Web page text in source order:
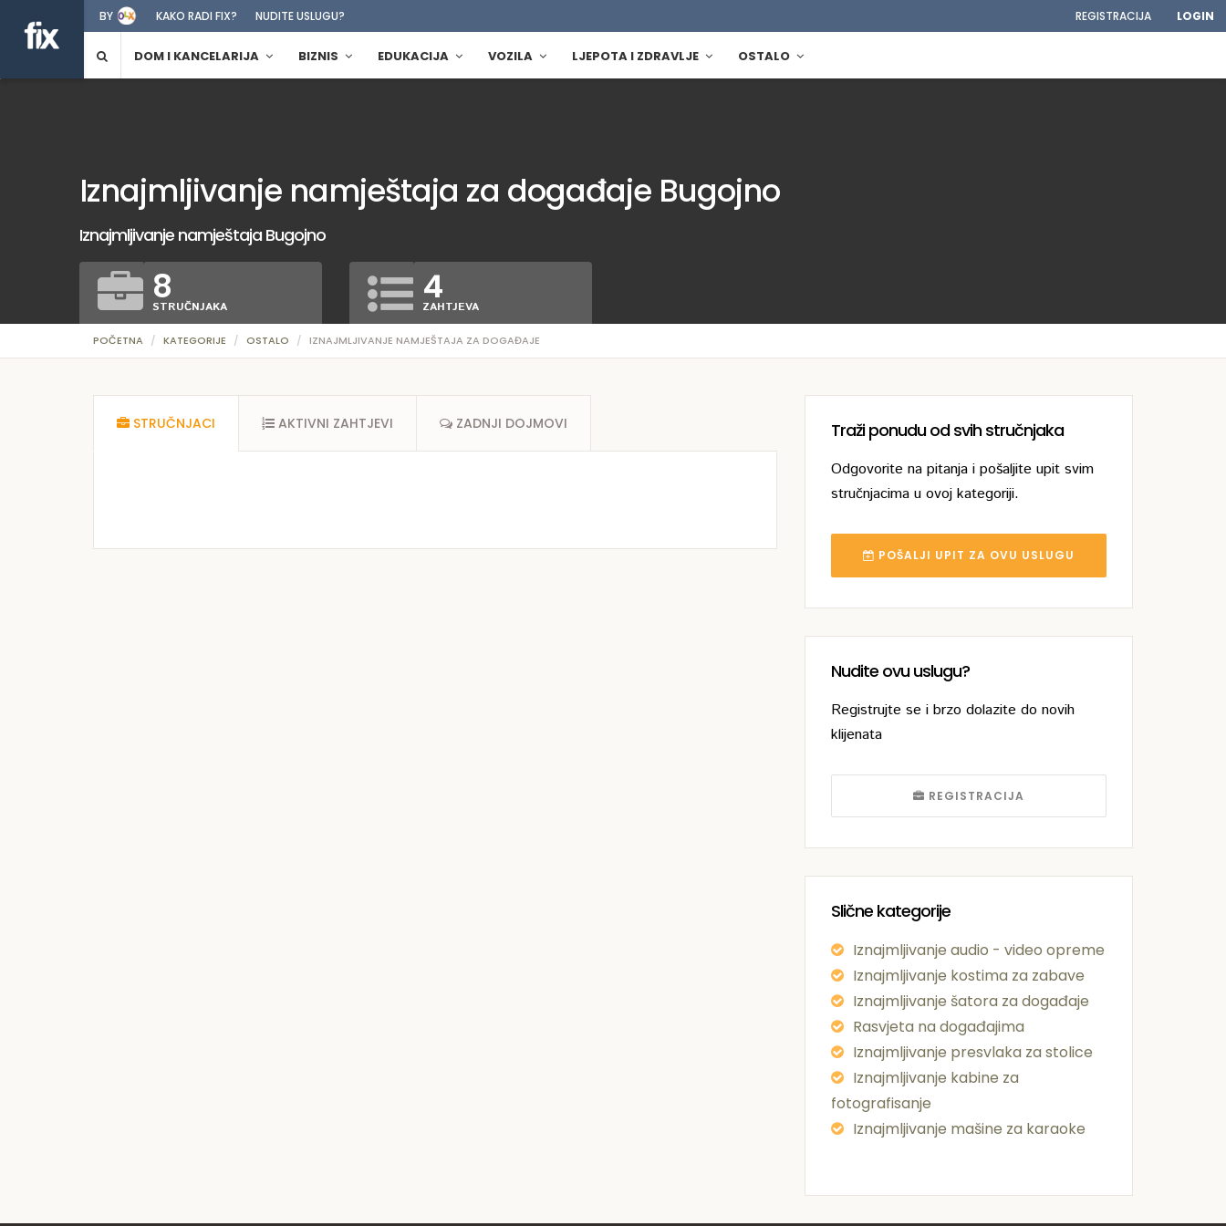
BY KAKO RADI FIX? NUDITE USLUGU? REGISTRACIJA LOGIN
DOM I KANCELARIJA BIZNIS EDUKACIJA VOZILA LJEPOTA I ZDRAVLJE OSTALO
POČETNA KATEGORIJE OSTALO IZNAJMLJIVANJE NAMJEŠTAJA ZA DOGAĐAJE
Iznajmljivanje namještaja za događaje Bugojno
Iznajmljivanje namještaja Bugojno
8
STRUČNJAKA 4
ZAHTJEVA
Traži ponudu od svih stručnjaka
Odgovorite na pitanja i pošaljite upit svim
stručnjacima u ovoj kategoriji.
POŠALJI UPIT ZA OVU USLUGU
Nudite ovu uslugu?
Registrujte se i brzo dolazite do novih
klijenata
REGISTRACIJA
Slične kategorije
Iznajmljivanje audio - video opreme
Iznajmljivanje kostima za zabave
Iznajmljivanje šatora za događaje
Rasvjeta na događajima
Iznajmljivanje presvlaka za stolice
Iznajmljivanje kabine za
fotografisanje
Iznajmljivanje mašine za karaoke
STRUČNJACI AKTIVNI ZAHTJEVI ZADNJI DOJMOVI